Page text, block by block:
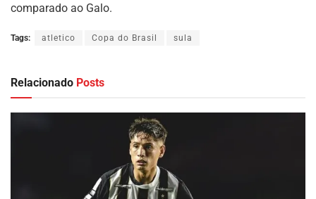
comparado ao Galo.
Tags: atletico Copa do Brasil sula
Relacionado Posts